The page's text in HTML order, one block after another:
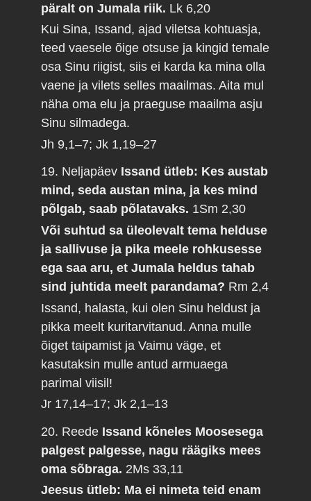
päralt on Jumala riik. Lk 6,20
Kui Sina, Issand, ajad viletsa kohtuasja,
teed vaesele õige otsuse ja kingid temale
osa Sinu riigist, siis ei karda ka mina olla
vaene ja vilets selles maailmas. Aita mul
näha oma elu ja praeguse maailma asju
Sinu silmadega.
Jh 9,1–7; Jk 1,19–27
19. Neljapäev Issand ütleb: Kes austab
mind, seda austan mina, ja kes mind
põlgab, saab põlatavaks. 1Sm 2,30
Või suhtud sa üleolevalt tema helduse
ja sallivuse ja pika meele rohkusesse
ega saa aru, et Jumala heldus tahab
sind juhtida meelt parandama? Rm 2,4
Issand, halasta, kui olen Sinu heldust ja
pikka meelt kuritarvitanud. Anna mulle
õiget taipamist ja Vaimu väge, et
kasutaksin mulle antud armuaega
parimal viisil!
Jr 17,14–17; Jk 2,1–13
20. Reede Issand kõneles Moosesega
palgest palgesse, nagu räägiks mees
oma sõbraga. 2Ms 33,11
Jeesus ütleb: Ma ei nimeta teid enam